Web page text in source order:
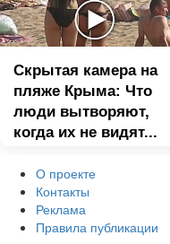
Скрытая камера на
пляже Крыма: Что
люди вытворяют,
когда их не видят...
О проекте
Контакты
Реклама
Правила публикации